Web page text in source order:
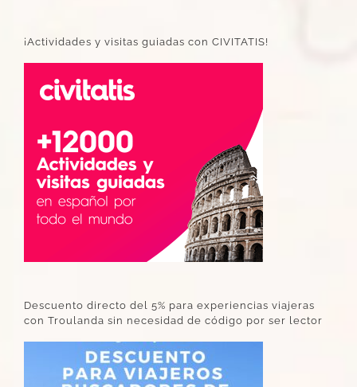
¡Actividades y visitas guiadas con CIVITATIS!
Descuento directo del 5% para experiencias viajeras
con Troulanda sin necesidad de código por ser lector